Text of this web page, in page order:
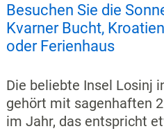
Besuchen Sie die
Kvarner Bucht,
oder Ferienhaus
Die beliebte Insel Losinj
gehört mit sagenhaften
im Jahr, das entspricht